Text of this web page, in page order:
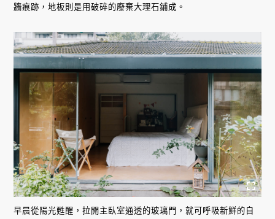
牆痕跡，地板則是用破碎的廢棄大理石鋪成。
早晨從陽光甦醒，拉開主臥室通透的玻璃門，就可呼吸新鮮的自